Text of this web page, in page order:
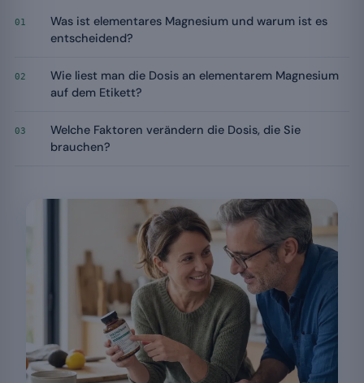
01
Was ist elementares Magnesium und warum ist es
entscheidend?
02
Wie liest man die Dosis an elementarem Magnesium
auf dem Etikett?
03
Welche Faktoren verändern die Dosis, die Sie
brauchen?